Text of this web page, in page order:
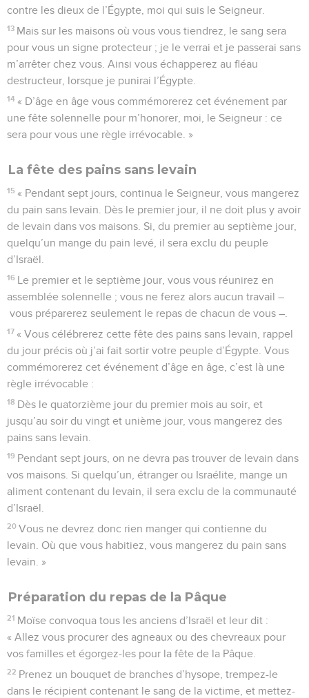
contre les dieux de l’Égypte, moi qui suis le Seigneur.
13 Mais sur les maisons où vous vous tiendrez, le sang sera
pour vous un signe protecteur ; je le verrai et je passerai sans
m’arrêter chez vous. Ainsi vous échapperez au fléau
destructeur, lorsque je punirai l’Égypte.
14 « D’âge en âge vous commémorerez cet événement par
une fête solennelle pour m’honorer, moi, le Seigneur : ce
sera pour vous une règle irrévocable. »
La fête des pains sans levain
15 « Pendant sept jours, continua le Seigneur, vous mangerez
du pain sans levain. Dès le premier jour, il ne doit plus y avoir
de levain dans vos maisons. Si, du premier au septième jour,
quelqu’un mange du pain levé, il sera exclu du peuple
d’Israël.
16 Le premier et le septième jour, vous vous réunirez en
assemblée solennelle ; vous ne ferez alors aucun travail –
vous préparerez seulement le repas de chacun de vous –.
17 « Vous célébrerez cette fête des pains sans levain, rappel
du jour précis où j’ai fait sortir votre peuple d’Égypte. Vous
commémorerez cet événement d’âge en âge, c’est là une
règle irrévocable :
18 Dès le quatorzième jour du premier mois au soir, et
jusqu’au soir du vingt et unième jour, vous mangerez des
pains sans levain.
19 Pendant sept jours, on ne devra pas trouver de levain dans
vos maisons. Si quelqu’un, étranger ou Israélite, mange un
aliment contenant du levain, il sera exclu de la communauté
d’Israël.
20 Vous ne devrez donc rien manger qui contienne du
levain. Où que vous habitiez, vous mangerez du pain sans
levain. »
Préparation du repas de la Pâque
21 Moïse convoqua tous les anciens d’Israël et leur dit :
« Allez vous procurer des agneaux ou des chevreaux pour
vos familles et égorgez-les pour la fête de la Pâque.
22 Prenez un bouquet de branches d’hysope, trempez-le
dans le récipient contenant le sang de la victime, et mettez-